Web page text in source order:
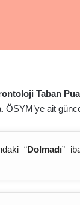
Taban
ÖSYM’ye ait
“Dolmadı”